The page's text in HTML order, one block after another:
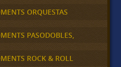
ORQUESTAS
PASODOBLES,
ROCK & ROLL